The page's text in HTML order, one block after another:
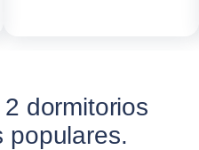
dormitorios
populares.